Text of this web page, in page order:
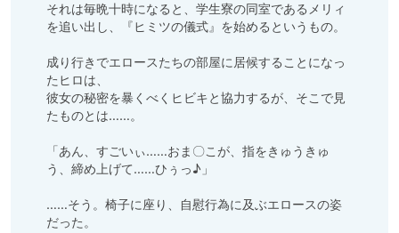
それは毎晩十時になると、学生寮の同室であるメリィ
を追い出し、『ヒミツの儀式』を始めるというもの。
成り行きでエロースたちの部屋に居候することになっ
たヒロは、
彼女の秘密を暴くべくヒビキと協力するが、そこで見
たものとは……。
「あん、すごいぃ……おま〇こが、指をきゅうきゅ
う、締め上げて……ひぅっ♪」
……そう。椅子に座り、自慰行為に及ぶエロースの姿
だった。